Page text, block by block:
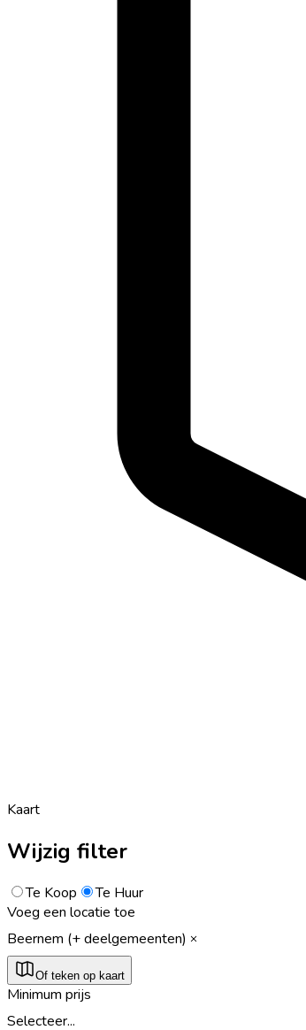
Kaart
Wijzig filter
Te Koop
Te Huur
Voeg een locatie toe
Beernem (+ deelgemeenten)
Of teken op kaart
Minimum prijs
Selecteer...